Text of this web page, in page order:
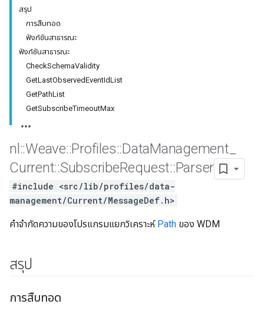
สรุป
การสืบทอด
ฟังก์ชันสาธารณะ
ฟังก์ชันสาธารณะ
CheckSchemaValidity
GetLastObservedEventIdList
GetPathList
GetSubscribeTimeoutMax
nl ::Weave::Profiles::DataManagement
Current::SubscribeRequest::Parser
#include <src/lib/profiles/data-
management/Current/MessageDef.h>
คำจำกัดความของโปรแกรมแยกวิเคราะห์ Path ของ WDM
สรุป
การสืบทอด